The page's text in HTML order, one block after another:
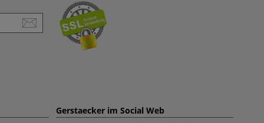
Gerstaecker im Social Web